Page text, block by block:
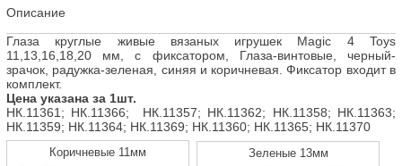
Описание
Глаза круглые живые вязаных игрушек Magic 4 Toys
11,13,16,18,20 мм, с фиксатором, Глаза-винтовые, черный-
зрачок, радужка-зеленая, синяя и коричневая. Фиксатор входит в
комплект.
Цена указана за 1шт.
НК.11361; НК.11366; НК.11357; НК.11362; НК.11358; НК.11363;
НК.11359; НК.11364; НК.11369; НК.11360; НК.11365; НК.11370
Коричневые 11мм Зеленые 13мм